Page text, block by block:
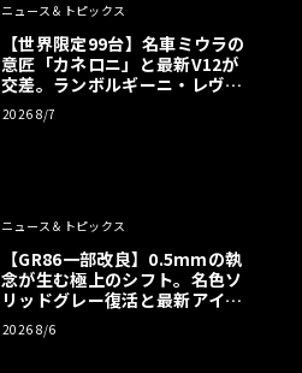
ニュース＆トピックス
【世界限定99台】名車ミウラの
意匠「カネロニ」と最新V12が
交差。ランボルギーニ・レヴエ
ルトに60周年記念車が登場
2026 8/7
ニュース＆トピックス
【GR86一部改良】0.5mmの執
念が生む極上のシフト。名色ソ
リッドグレー復活と最新アイサ
イトでFRの極みへ
2026 8/6